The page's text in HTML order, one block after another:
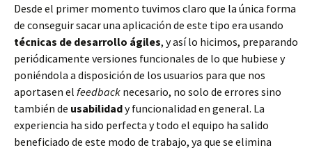
Desde el primer momento tuvimos claro que la única forma
de conseguir sacar una aplicación de este tipo era usando
técnicas de desarrollo ágiles, y así lo hicimos, preparando
periódicamente versiones funcionales de lo que hubiese y
poniéndola a disposición de los usuarios para que nos
aportasen el feedback necesario, no solo de errores sino
también de usabilidady funcionalidad en general. La
experiencia ha sido perfecta y todo el equipo ha salido
beneficiado de este modo de trabajo, ya que se elimina